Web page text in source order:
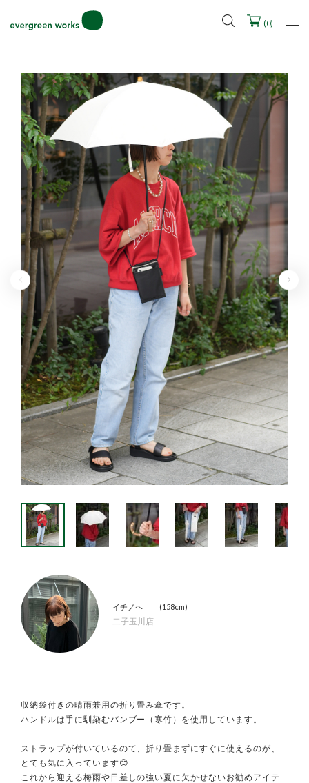
2027年ご入学用ランドセル受注会スケジュール
(0)
イチノヘ
二子玉川店
158cm
収納袋付きの晴雨兼用の折り畳み傘です。
ハンドルは手に馴染むバンブー（寒竹）を使用しています。
ストラップが付いているのて、折り畳まずにすぐに使えるのが、
とても気に入っています😊
これから迎える梅雨や日差しの強い夏に欠かせないお勧めアイテ